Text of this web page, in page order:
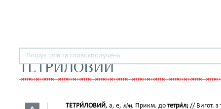
ТЕТРИЛОВИЙ
ТЕТРИ́ЛОВИЙ, а, е, хім. Прикм. до тетри́л; // Вигот. з